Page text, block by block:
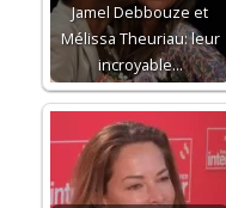
Jamel Debbouze et
Mélissa Theuriau: leur
incroyable…